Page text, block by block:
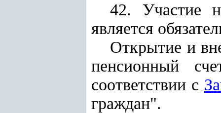
42. Участие
является
Открытие и
пенсионный
соответствии с
граждан".